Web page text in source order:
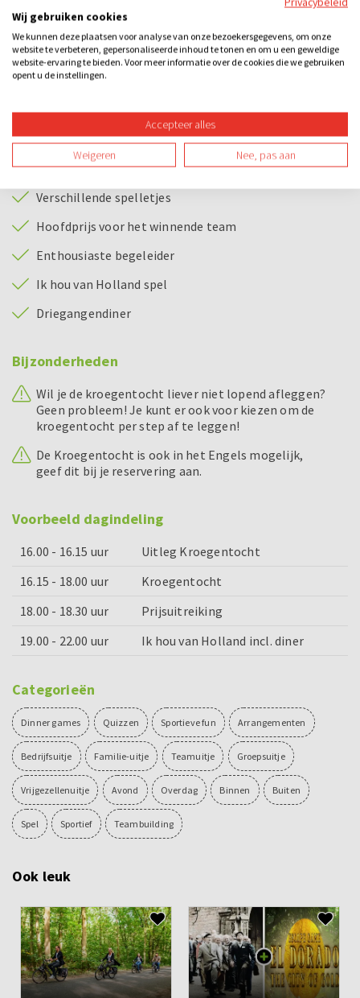
om Ik hou van Holland tijdens het diner te spelen dan duurt
het ongeveer 3 uur in totaal.
Bij dit uitje inbegrepen
3 consumpties p.p. (in ieder café 1 consumptie: bier, fris
of wijn)
Verschillende spelletjes
Hoofdprijs voor het winnende team
Enthousiaste begeleider
Ik hou van Holland spel
Driegangendiner
Bijzonderheden
Wil je de kroegentocht liever niet lopend afleggen?
Geen probleem! Je kunt er ook voor kiezen om de
kroegentocht per step af te leggen!
De Kroegentocht is ook in het Engels mogelijk,
geef dit bij je reservering aan.
Voorbeeld dagindeling
16.00 - 16.15 uur
Uitleg Kroegentocht
16.15 - 18.00 uur
Kroegentocht
18.00 - 18.30 uur
Prijsuitreiking
19.00 - 22.00 uur
Ik hou van Holland incl. diner
Categorieën
Dinner games Quizzen Sportieve fun Arrangementen
Bedrijfsuitje Familie-uitje Teamuitje Groepsuitje
Vrijgezellenuitje Avond Overdag Binnen Buiten
Spel Sportief Teambuilding
Ook leuk
Wij gebruiken cookies
We kunnen deze plaatsen voor analyse van onze bezoekersgegevens, om onze
website te verbeteren, gepersonaliseerde inhoud te tonen en om u een geweldige
website-ervaring te bieden. Voor meer informatie over de cookies die we gebruiken
opent u de instellingen.
Accepteer alles
Weigeren Nee, pas aan